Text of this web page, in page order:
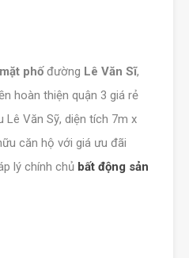
phốđường Lê Văn Sĩ,
hoàn thiện quận 3 giá rẻ
Lê Văn Sỹ, diện tích 7m x
căn hộ với giá ưu đãi
lý chính chủ bất động sản